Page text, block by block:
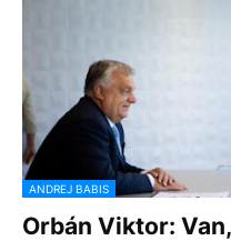
ANDREJ BABIS
Orbán Viktor: